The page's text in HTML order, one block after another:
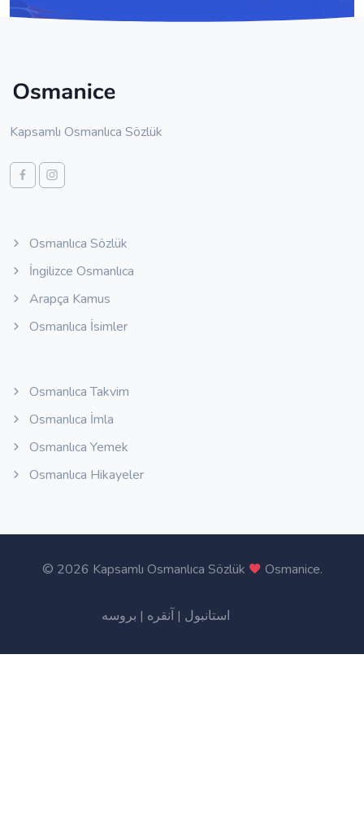
Kapsamlı Osmanlıca Sözlük
Osmanlıca Sözlük
İngilizce Osmanlıca
Arapça Kamus
Osmanlıca İsimler
Osmanlıca Takvim
Osmanlıca İmla
Osmanlıca Yemek
Osmanlıca Hikayeler
© 2026 Kapsamlı Osmanlıca Sözlük Osmanice.
استانبول | آنقره | بروسه